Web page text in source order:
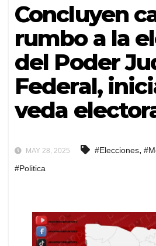
Concluyen
rumbo a la
del Poder
Federal,
veda
MAY 28, 2025 #Elecciones,
#Politica